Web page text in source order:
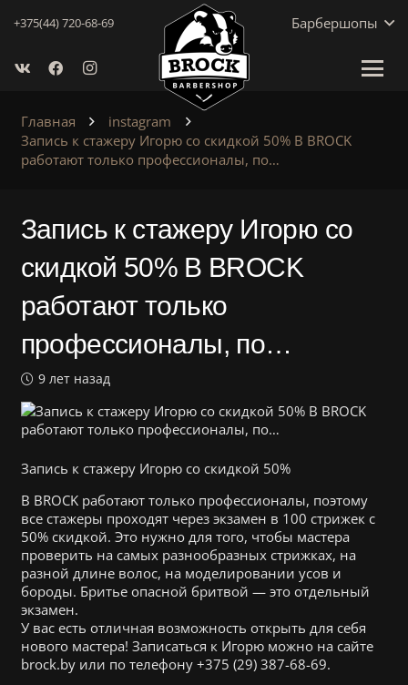
+375(44) 720-68-69 Барбершопы
Главная
instagram
Запись к стажеру Игорю со скидкой 50% В BROCK
работают только профессионалы, по…
Запись к стажеру Игорю со
скидкой 50% В BROCK
работают только
профессионалы, по…
9 лет назад
Запись к стажеру Игорю со скидкой 50%
В BROCK работают только профессионалы, поэтому
все стажеры проходят через экзамен в 100 стрижек с
50% скидкой. Это нужно для того, чтобы мастера
проверить на самыx разнообразных стрижках, на
разной длине волос, на моделировании усов и
бороды. Бритье опасной бритвой — это отдельный
экзамен.
У вас есть отличная возможность открыть для себя
нового мастера! Записаться к Игорю можно на сайте
brock.by или по телефону +375 (29) 387-68-69.